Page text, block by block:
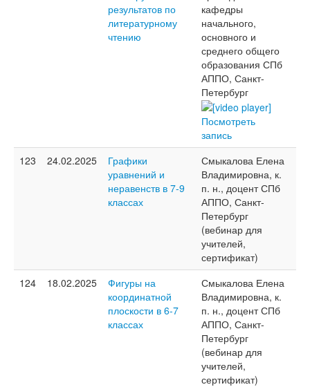
результатов по
литературному
чтению
кафедры
начального,
основного и
среднего общего
образования СПб
АППО, Санкт-
Петербург
Посмотреть
запись
123
24.02.2025
Графики
уравнений и
неравенств в 7-9
классах
Смыкалова Елена
Владимировна, к.
п. н., доцент СПб
АППО, Санкт-
Петербург
(вебинар для
учителей,
сертификат)
124
18.02.2025
Фигуры на
координатной
плоскости в 6-7
классах
Смыкалова Елена
Владимировна, к.
п. н., доцент СПб
АППО, Санкт-
Петербург
(вебинар для
учителей,
сертификат)